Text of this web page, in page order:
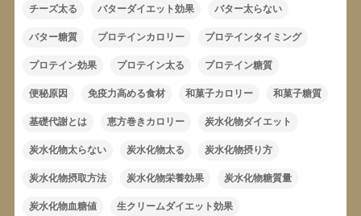
チーズ太る バターダイエット効果 バター太らない
バター糖質 プロテインカロリー プロテインタイミング
プロテイン効果 プロテイン太る プロテイン糖質
便秘原因 免疫力高める食材 和菓子カロリー 和菓子糖質
基礎代謝とは 恵方巻きカロリー 炭水化物ダイエット
炭水化物太らない 炭水化物太る 炭水化物摂り方
炭水化物摂取方法 炭水化物栄養効果 炭水化物糖質量
炭水化物血糖値 生クリームダイエット効果